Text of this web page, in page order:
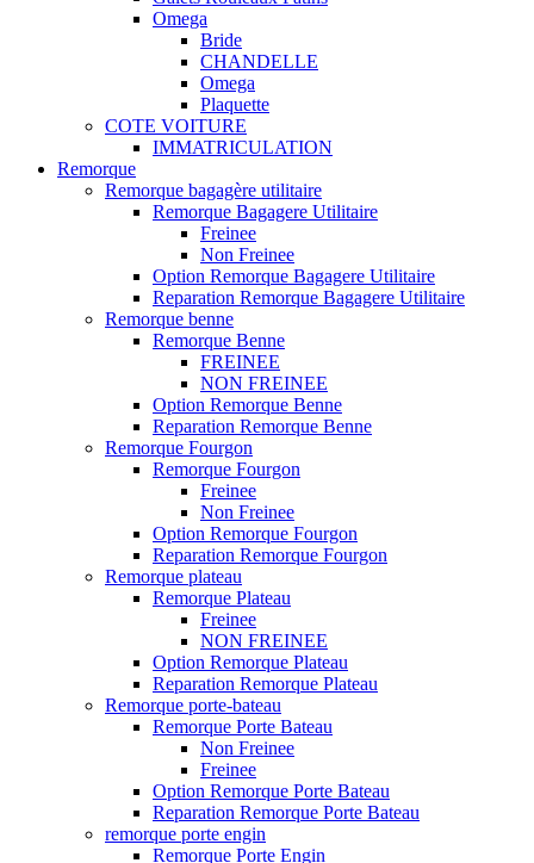
Omega
Bride
CHANDELLE
Omega
Plaquette
COTE VOITURE
IMMATRICULATION
Remorque
Remorque bagagère utilitaire
Remorque Bagagere Utilitaire
Freinee
Non Freinee
Option Remorque Bagagere Utilitaire
Reparation Remorque Bagagere Utilitaire
Remorque benne
Remorque Benne
FREINEE
NON FREINEE
Option Remorque Benne
Reparation Remorque Benne
Remorque Fourgon
Remorque Fourgon
Freinee
Non Freinee
Option Remorque Fourgon
Reparation Remorque Fourgon
Remorque plateau
Remorque Plateau
Freinee
NON FREINEE
Option Remorque Plateau
Reparation Remorque Plateau
Remorque porte-bateau
Remorque Porte Bateau
Non Freinee
Freinee
Option Remorque Porte Bateau
Reparation Remorque Porte Bateau
remorque porte engin
Remorque Porte Engin